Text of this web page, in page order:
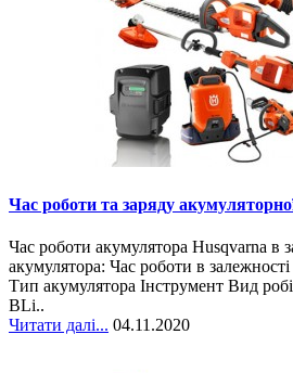
Час роботи та заряду
Час роботи акумулятора Husqvarna в
акумулятора: Час роботи в
Тип акумулятора Інструмент Вид
BLi..
Читати далі... 04.11.2020